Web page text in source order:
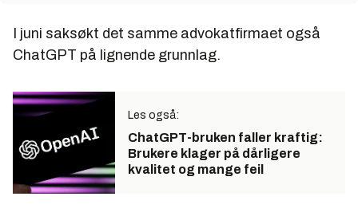
I juni saksøkt det samme advokatfirmaet også
ChatGPT på lignende grunnlag.
Les også:
ChatGPT-bruken faller kraftig:
Brukere klager på dårligere
kvalitet og mange feil